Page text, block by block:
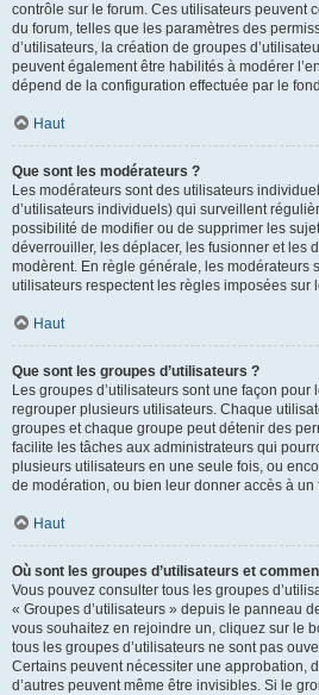
contrôle sur le forum. Ces utilisateurs peuvent
du forum, telles que les paramètres des
d’utilisateurs, la création de groupes
peuvent également être habilités à modérer
dépend de la configuration effectuée par le
Haut
Que sont les modérateurs ?
Les modérateurs sont des utilisateurs
d’utilisateurs individuels) qui surveillent
possibilité de modifier ou de supprimer les
déverrouiller, les déplacer, les fusionner et les
modèrent. En règle générale, les modérateurs
utilisateurs respectent les règles imposées sur
Haut
Que sont les groupes d’utilisateurs ?
Les groupes d’utilisateurs sont une façon
regrouper plusieurs utilisateurs. Chaque
groupes et chaque groupe peut détenir des
facilite les tâches aux administrateurs qui
plusieurs utilisateurs en une seule fois, ou
de modération, ou bien leur donner accès à un
Haut
Où sont les groupes d’utilisateurs et
Vous pouvez consulter tous les groupes
« Groupes d’utilisateurs » depuis le panneau
vous souhaitez en rejoindre un, cliquez sur le
tous les groupes d’utilisateurs ne sont pas
Certains peuvent nécessiter une approbation,
d’autres peuvent même être invisibles. Si le